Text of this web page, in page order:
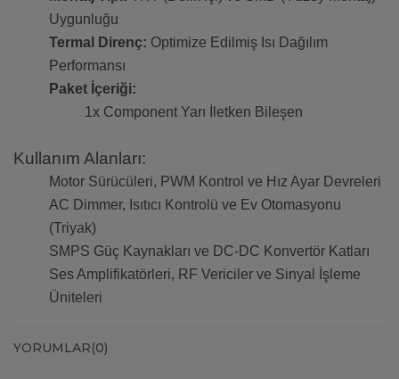
Uygunluğu
Termal Direnç: Optimize Edilmiş Isı Dağılım
Performansı
Paket İçeriği:
1x Component Yarı İletken Bileşen
Kullanım Alanları:
Motor Sürücüleri, PWM Kontrol ve Hız Ayar Devreleri
AC Dimmer, Isıtıcı Kontrolü ve Ev Otomasyonu
(Triyak)
SMPS Güç Kaynakları ve DC-DC Konvertör Katları
Ses Amplifikatörleri, RF Vericiler ve Sinyal İşleme
Üniteleri
YORUMLAR(0)